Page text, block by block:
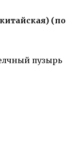
(по
пузырь